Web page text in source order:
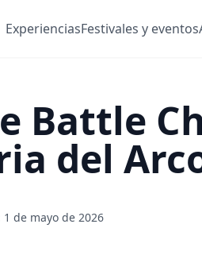
ExperienciasFestivales y eventos
Battle
del
1 de mayo de 2026